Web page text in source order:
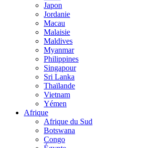
Japon
Jordanie
Macau
Malaisie
Maldives
Myanmar
Philippines
Singapour
Sri Lanka
Thaïlande
Vietnam
Yémen
Afrique
Afrique du Sud
Botswana
Congo